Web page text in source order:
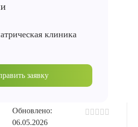
Обновлено:
06.05.2026
клиника
заявку